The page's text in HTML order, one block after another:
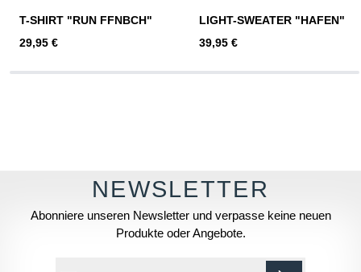
T-SHIRT "RUN FFNBCH"
Regulärer Preis:
29,95 €
LIGHT-SWEATER "HAFEN"
Regulärer Preis:
39,95 €
Abonniere unseren Newsletter und verpasse keine neuen
Produkte oder Angebote.
E-Mail-Adresse*